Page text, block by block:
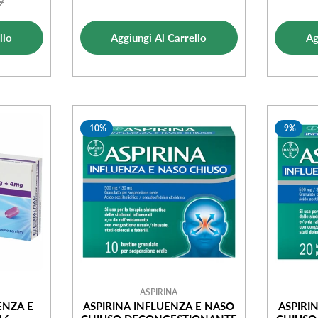
vendita
Aggiungi Al Carrello
E
-10%
ASPIRINA
ASPIRINA INFLUENZA E NASO
-9%